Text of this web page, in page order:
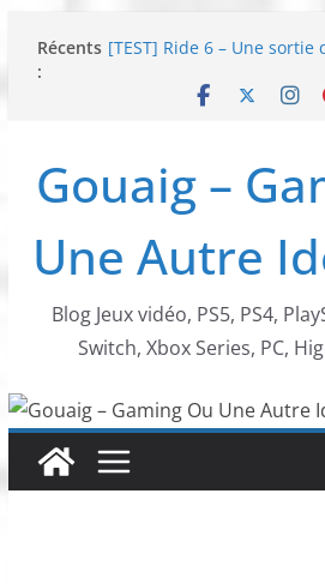
Récents
:
[TEST] Ride 6 – Une sortie
NEOGEO AES+ : La
SWITCH 2 : Nouveaux
Gouaig –
Une Autre
Blog Jeux vidéo, PS5, PS4,
Switch, Xbox Series, PC,